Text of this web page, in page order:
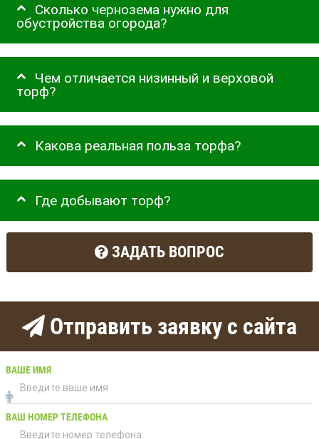
Сколько чернозема нужно для
обустройства огорода?
Чем отличается низинный и верховой
торф?
Какова реальная польза торфа?
Где добывают торф?
ЗАДАТЬ ВОПРОС
Отправить заявку с сайта
ВАШЕ ИМЯ
ВАШ НОМЕР ТЕЛЕФОНА